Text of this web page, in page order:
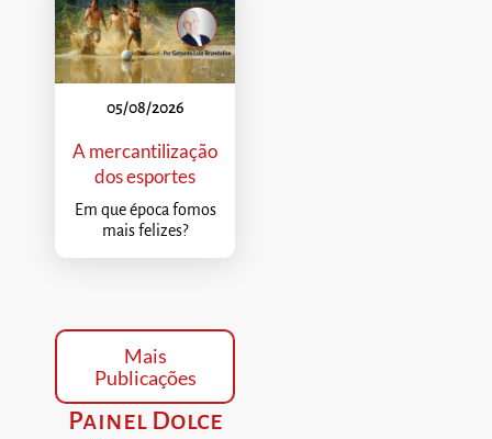
05/08/2026
A mercantilização
dos esportes
Em que época fomos
mais felizes?
Mais
Publicações
Painel Dolce